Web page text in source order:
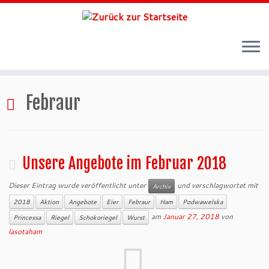
springenFebraur
Unsere Angebote im Februar 2018
Dieser Eintrag wurde veröffentlicht unter Archiv und verschlagwortet mit
2018 Aktion Angebote Eier Febraur Ham
Podwawelska
Princessa
Riegel Schokoriegel Wurst amJanuar 27, 2018 von
lasotaham